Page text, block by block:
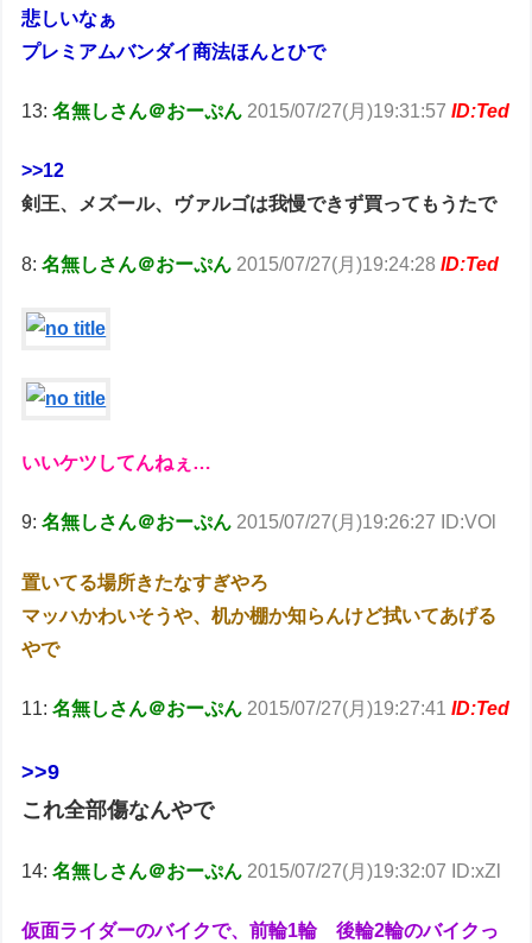
悲しいなぁ
プレミアムバンダイ商法ほんとひで
13:名無しさん＠おーぷん 2015/07/27(月)19:31:57ID:Ted
>>12
剣王、メズール、ヴァルゴは我慢できず買ってもうたで
8:名無しさん＠おーぷん 2015/07/27(月)19:24:28ID:Ted
いいケツしてんねぇ…
9:名無しさん＠おーぷん 2015/07/27(月)19:26:27 ID:VOl
置いてる場所きたなすぎやろ
マッハかわいそうや、机か棚か知らんけど拭いてあげる
やで
11:名無しさん＠おーぷん 2015/07/27(月)19:27:41ID:Ted
>>9
これ全部傷なんやで
14:名無しさん＠おーぷん 2015/07/27(月)19:32:07 ID:xZl
仮面ライダーのバイクで、前輪1輪 後輪2輪のバイクっ